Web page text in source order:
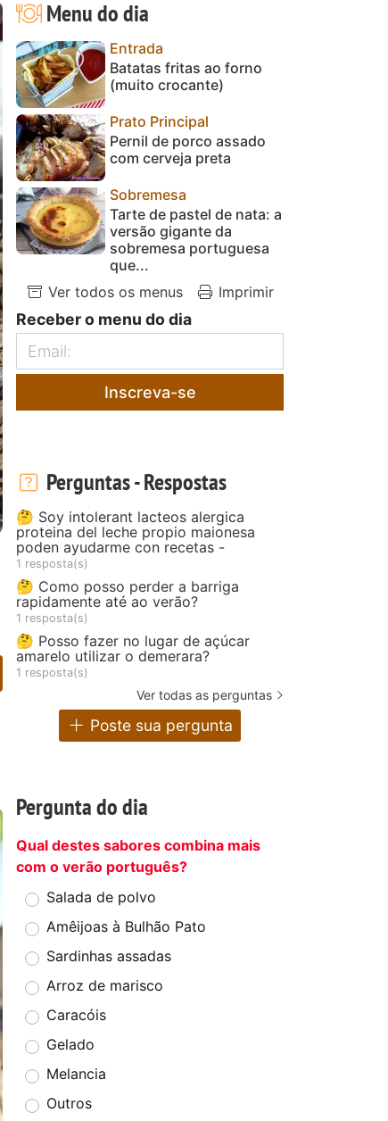
Menu do dia
Entrada
Batatas fritas ao forno
(muito crocante)
Prato Principal
Pernil de porco assado
com cerveja preta
Sobremesa
Tarte de pastel de nata: a
versão gigante da
sobremesa portuguesa
que...
Ver todos os menus
Imprimir
Receber o menu do dia
Inscreva-se
Perguntas - Respostas
🤔 Soy intolerant lacteos alergica
proteina del leche propio maionesa
poden ayudarme con recetas -
1 resposta(s)
🤔 Como posso perder a barriga
rapidamente até ao verão?
1 resposta(s)
🤔 Posso fazer no lugar de açúcar
amarelo utilizar o demerara?
1 resposta(s)
Ver todas as perguntas
Poste sua pergunta
Pergunta do dia
Qual destes sabores combina mais
com o verão português?
Salada de polvo
Amêijoas à Bulhão Pato
Sardinhas assadas
Arroz de marisco
Caracóis
Gelado
Melancia
Outros